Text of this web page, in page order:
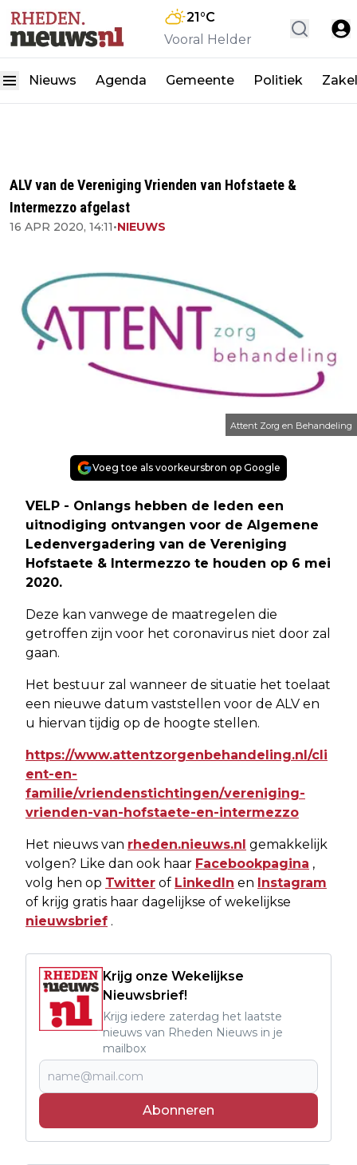
21°C
Vooral Helder
Nieuws Agenda Gemeente Politiek
ALV van de Vereniging Vrienden van Hofstaete &
Intermezzo afgelast
16 APR 2020, 14:11•NIEUWS
Attent Zorg en Behandeling
Voeg toe als voorkeursbron op Google
VELP - Onlangs hebben de leden een
uitnodiging ontvangen voor de Algemene
Ledenvergadering van de Vereniging
Hofstaete & Intermezzo te houden op 6 mei
2020.
Deze kan vanwege de maatregelen die
getroffen zijn voor het coronavirus niet door zal
gaan.
Het bestuur zal wanneer de situatie het toelaat
een nieuwe datum vaststellen voor de ALV en
u hiervan tijdig op de hoogte stellen.
https://www.attentzorgenbehandeling.nl/cli
ent-en-
familie/vriendenstichtingen/vereniging-
vrienden-van-hofstaete-en-intermezzo
Het nieuws van rheden.nieuws.nl gemakkelijk
volgen? Like dan ook haar Facebookpagina ,
volg hen op Twitter of LinkedIn en Instagram
of krijg gratis haar dagelijkse of wekelijkse
nieuwsbrief .
Krijg onze Wekelijkse
Nieuwsbrief!
Krijg iedere zaterdag het laatste
nieuws van Rheden Nieuws in je
mailbox
Abonneren